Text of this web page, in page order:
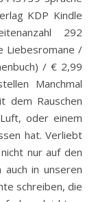
KDP Kindle
292
Liebesromane /
/ € 2,99
Manchmal
dem Rauschen
oder einem
hat. Verliebt
nur auf den
in unseren
schreiben, die